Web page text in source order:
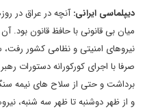
دیپلماسی ایرانی:آنچه در عراق در
میان بی قانونی با حافظ قانون
نیروهای امنیتی و نظامی کشور
صرفا با اجرای کورکورانه دستورات
برداشت و حتی از سلاح های نیمه
و از ظهر دوشنبه تا ظهر سه شنبه،